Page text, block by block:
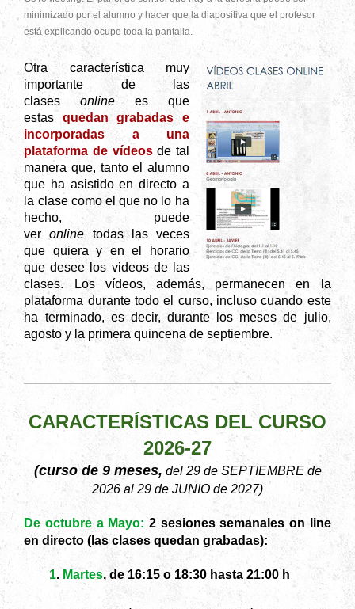
minimizado por el alumno y hacer que la diapositiva que el profesor
está explicando ocupe toda la pantalla.
Otra característica muy
importante de las
clasesonline es que
estas
quedan grabadas e
incorporadas a una
plataforma de vídeosde tal
manera que, tanto el alumno
que ha asistido en directo a
la clase como el que no lo ha
hecho, puede
veronlinetodas las veces
que quiera y en el horario
que desee los videos de las
clases. Los vídeos, además, permanecen en la
plataforma durante todo el curso, incluso cuando este
ha terminado, es decir, durante los meses de julio,
agosto y la primera quincena de septiembre.
CARACTERÍSTICAS DEL CURSO
2026-27
(curso de 9 meses, del 29 de SEPTIEMBRE de
2026 al 29 de JUNIO de 2027)
De octubre a Mayo: 2 sesiones semanales on line
en directo (las clases quedan grabadas):
1. Martes, de 16:15 o 18:30 hasta 21:00 h